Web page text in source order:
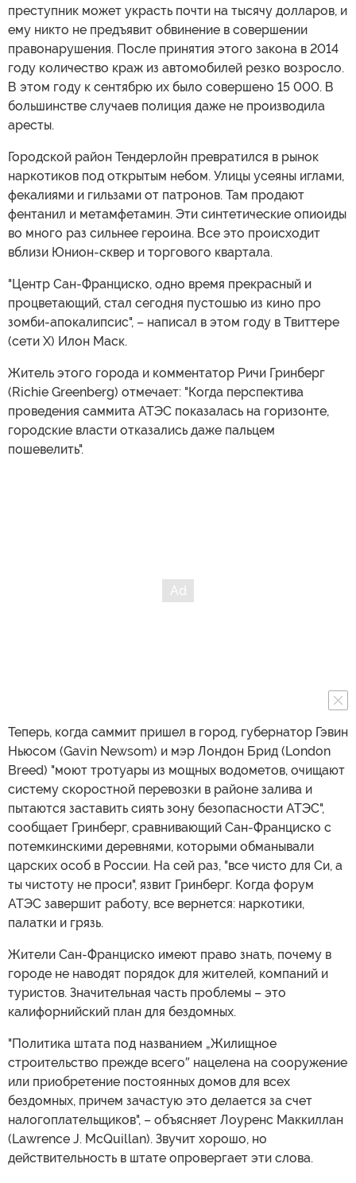
преступник может украсть почти на тысячу долларов, и
ему никто не предъявит обвинение в совершении
правонарушения. После принятия этого закона в 2014
году количество краж из автомобилей резко возросло.
В этом году к сентябрю их было совершено 15 000. В
большинстве случаев полиция даже не производила
аресты.
Городской район Тендерлойн превратился в рынок
наркотиков под открытым небом. Улицы усеяны иглами,
фекалиями и гильзами от патронов. Там продают
фентанил и метамфетамин. Эти синтетические опиоиды
во много раз сильнее героина. Все это происходит
вблизи Юнион-сквер и торгового квартала.
"Центр Сан-Франциско, одно время прекрасный и
процветающий, стал сегодня пустошью из кино про
зомби-апокалипсис", – написал в этом году в Твиттере
(сети Х) Илон Маск.
Житель этого города и комментатор Ричи Гринберг
(Richie Greenberg) отмечает: "Когда перспектива
проведения саммита АТЭС показалась на горизонте,
городские власти отказались даже пальцем
пошевелить".
Теперь, когда саммит пришел в город, губернатор Гэвин
Ньюсом (Gavin Newsom) и мэр Лондон Брид (London
Breed) "моют тротуары из мощных водометов, очищают
систему скоростной перевозки в районе залива и
пытаются заставить сиять зону безопасности АТЭС",
сообщает Гринберг, сравнивающий Сан-Франциско с
потемкинскими деревнями, которыми обманывали
царских особ в России. На сей раз, "все чисто для Си, а
ты чистоту не проси", язвит Гринберг. Когда форум
АТЭС завершит работу, все вернется: наркотики,
палатки и грязь.
Жители Сан-Франциско имеют право знать, почему в
городе не наводят порядок для жителей, компаний и
туристов. Значительная часть проблемы – это
калифорнийский план для бездомных.
"Политика штата под названием „Жилищное
строительство прежде всего″ нацелена на сооружение
или приобретение постоянных домов для всех
бездомных, причем зачастую это делается за счет
налогоплательщиков", – объясняет Лоуренс Маккиллан
(Lawrence J. McQuillan). Звучит хорошо, но
действительность в штате опровергает эти слова.